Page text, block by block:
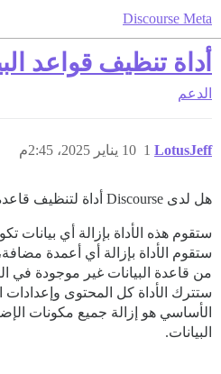
Discourse Meta
أداة تنظيف قواعد
الدعم
LotusJeff 10 يناير 2025، 2:45م 1
هل لدى Discourse أداة لتنظيف قاعدة البيانات؟
ستقوم هذه الأداة بإزالة أي بيانات
ستقوم الأداة بإزالة أي أعمدة
ستترك الأداة كل المحتوى وإعدادات
الأساسي هو إزالة جميع مكونات
البيانات.